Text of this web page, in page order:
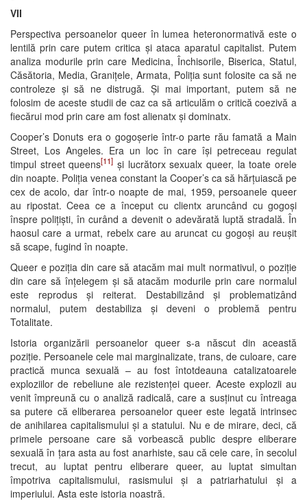
VII
Perspectiva persoanelor queer în lumea heteronormativă este o
lentilă prin care putem critica și ataca aparatul capitalist. Putem
analiza modurile prin care Medicina, Închisorile, Biserica, Statul,
Căsătoria, Media, Granițele, Armata, Poliția sunt folosite ca să ne
controleze și să ne distrugă. Și mai important, putem să ne
folosim de aceste studii de caz ca să articulăm o critică coezivă a
fiecărui mod prin care am fost alienatx și dominatx.
Cooper’s Donuts era o gogoșerie într-o parte rău famată a Main
Street, Los Angeles. Era un loc în care își petreceau regulat
timpul street queens[11] și lucrătorx sexualx queer, la toate orele
din noapte. Poliția venea constant la Cooper’s ca să hărțuiască pe
cex de acolo, dar într-o noapte de mai, 1959, persoanele queer
au ripostat. Ceea ce a început cu clientx aruncând cu gogoși
înspre polițiști, în curând a devenit o adevărată luptă stradală. În
haosul care a urmat, rebelx care au aruncat cu gogoși au reușit
să scape, fugind în noapte.
Queer e poziția din care să atacăm mai mult normativul, o poziție
din care să înțelegem și să atacăm modurile prin care normalul
este reprodus și reiterat. Destabilizând și problematizând
normalul, putem destabiliza și deveni o problemă pentru
Totalitate.
Istoria organizării persoanelor queer s-a născut din această
poziție. Persoanele cele mai marginalizate, trans, de culoare, care
practică munca sexuală – au fost întotdeauna catalizatoarele
exploziilor de rebeliune ale rezistenței queer. Aceste explozii au
venit împreună cu o analiză radicală, care a susținut cu întreaga
sa putere că eliberarea persoanelor queer este legată intrinsec
de anihilarea capitalismului și a statului. Nu e de mirare, deci, că
primele persoane care să vorbească public despre eliberare
sexuală în țara asta au fost anarhiste, sau că cele care, în secolul
trecut, au luptat pentru eliberare queer, au luptat simultan
împotriva capitalismului, rasismului și a patriarhatului și a
imperiului. Asta este istoria noastră.